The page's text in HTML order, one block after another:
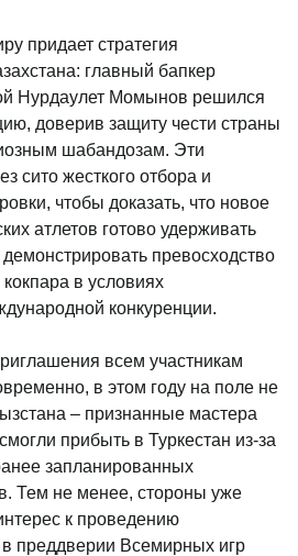
придает стратегия
главный бапкер
Нурдаулет Момынов решился
доверив защиту чести страны
шабандозам. Эти
сито жесткого отбора и
чтобы доказать, что новое
атлетов готово удерживать
превосходство
в условиях
конкуренции.
всем участникам
в этом году на поле не
– признанные мастера
прибыть в Туркестан из-за
запланированных
Тем не менее, стороны уже
к проведению
в преддверии Всемирных игр